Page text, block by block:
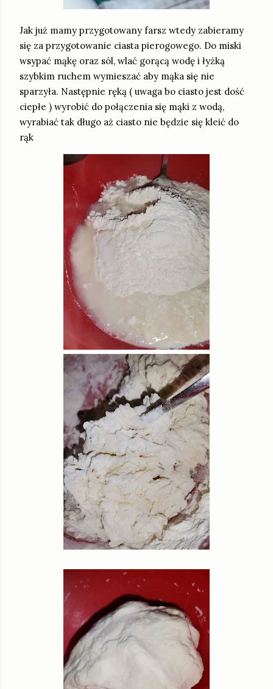
Jak już mamy przygotowany farsz wtedy zabieramy
się za przygotowanie ciasta pierogowego. Do miski
wsypać mąkę oraz sól, wlać gorącą wodę i łyżką
szybkim ruchem wymieszać aby mąka się nie
sparzyła. Następnie ręką ( uwaga bo ciasto jest dość
ciepłe ) wyrobić do połączenia się mąki z wodą,
wyrabiać tak długo aż ciasto nie będzie się kleić do
rąk